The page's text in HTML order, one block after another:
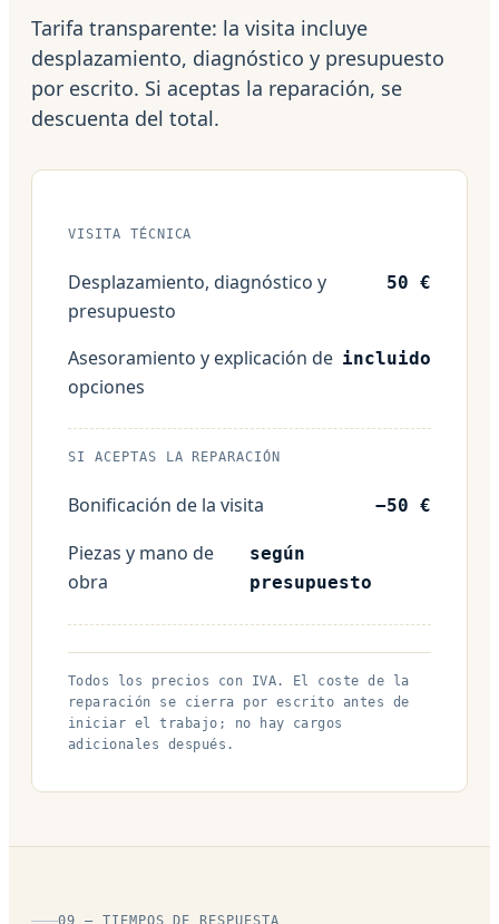
Tarifa transparente: la visita incluye
desplazamiento, diagnóstico y presupuesto
por escrito. Si aceptas la reparación, se
descuenta del total.
VISITA TÉCNICA
Desplazamiento, diagnóstico y
presupuesto
50 €
Asesoramiento y explicación de
opciones
incluido
SI ACEPTAS LA REPARACIÓN
Bonificación de la visita −50 €
Piezas y mano de
obra
según
presupuesto
Todos los precios con IVA. El coste de la
reparación se cierra por escrito antes de
iniciar el trabajo; no hay cargos
adicionales después.
09 — TIEMPOS DE RESPUESTA